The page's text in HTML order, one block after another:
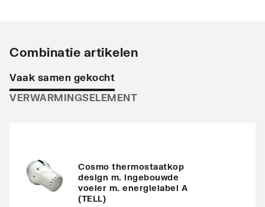
20°C - 55/45
70/40
N-exponent 1.2687
Combinatie artikelen
Vaak samen gekocht
VERWARMINGSELEMENT
Cosmo thermostaatkop
design m. ingebouwde
voeler m. energielabel A
(TELL)